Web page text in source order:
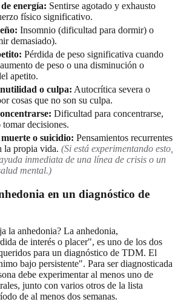
energía: Sentirse agotado y exhausto
físico significativo.
Insomnio (dificultad para dormir) o
demasiado).
Pérdida de peso significativa cuando
de peso o una disminución o
apetito.
o culpa: Autocrítica severa o
cosas que no son su culpa.
Dificultad para concentrarse,
decisiones.
o suicidio: Pensamientos recurrentes
la propia vida. (Si está experimentando esto,
inmediata de una línea de crisis o un
mental.)
en un diagnóstico de
la anhedonia? La anhedonia,
de interés o placer", es uno de los dos
para un diagnóstico de TDM. El
bajo persistente". Para ser diagnosticada
debe experimentar al menos uno de
junto con varios otros de la lista
de al menos dos semanas.